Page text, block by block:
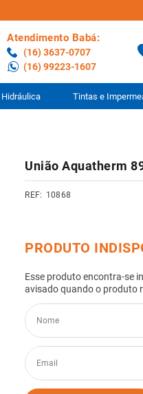
Atendimento Babá:
(16) 3637-0707
(16) 99223-1607
Hidráulica Tintas e
União Aquatherm
10868